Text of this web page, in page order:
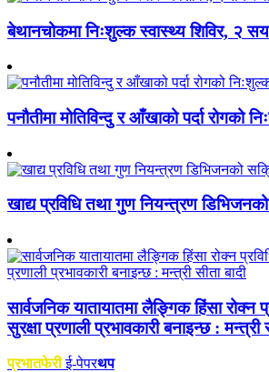
बेथानचोकमा निःशुल्क स्वास्थ्य शिविर, २ सय
पनौतीमा मोतिविन्दु र आँखाको पर्दा रोगको
खाद्य प्रविधि तथा गुण नियन्त्रण
सार्वजनिक यातायातमा लैङ्गिक हिंसा रोक्न
सुरक्षा प्रणाली प्रभावकारी बनाइन्छ : मन्त्री
प्रभातफेरीई-पेपरथप